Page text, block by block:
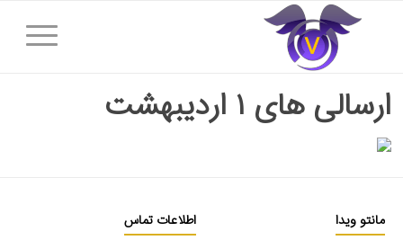
ارسالی های ۱ اردیبهشت
مانتو ویدا اطلاعات تماس